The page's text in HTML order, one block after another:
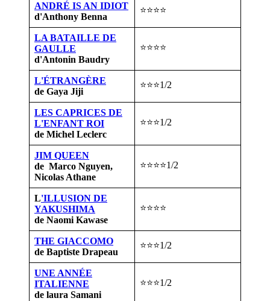
ANDRÉ IS AN IDIOT
d'Anthony Benna
⭐⭐⭐⭐
LA BATAILLE DE
GAULLE
d'Antonin Baudry
⭐⭐⭐⭐
L'ÉTRANGÈRE
de Gaya Jiji
⭐⭐⭐1/2
LES CAPRICES DE
L'ENFANT ROI
de Michel Leclerc
⭐⭐⭐1/2
JIM QUEEN
de Marco Nguyen,
Nicolas Athane
⭐⭐⭐⭐1/2
L'ILLUSION DE
YAKUSHIMA
de Naomi Kawase
⭐⭐⭐⭐
THE GIACCOMO
de Baptiste Drapeau
⭐⭐⭐1/2
UNE ANNÉE
ITALIENNE
de laura Samani
⭐⭐⭐1/2